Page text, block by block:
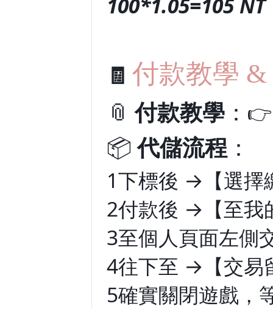
🧾 付款教學
📎 付款教學 ： 👉
📦 代儲流程 ：
1️下標後 → 【選
2️付款後 → 【至
3️至個人頁面左側
4️往下至 → 【交
5️確實關閉遊戲，